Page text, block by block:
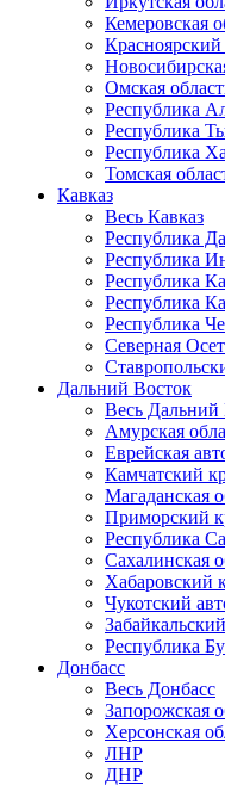
Кемеровская
Красноярский
Омская
Республика
Республика
Республика
Томская
Кавказ
Весь Кавказ
Республика
Республика
Республика
Республика
Республика
Северная
Дальний Восток
Весь Дальний
Амурская
Еврейская
Камчатский
Магаданская
Приморский
Республика
Сахалинская
Хабаровский
Чукотский
Республика
Донбасс
Весь Донбасс
Запорожская
Херсонская
ЛНР
ДНР